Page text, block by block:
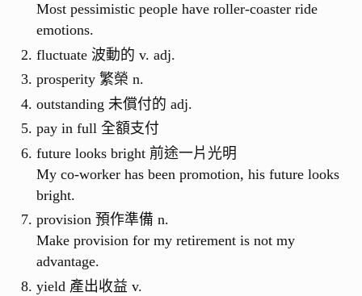
Most pessimistic people have roller-coaster ride
emotions.
fluctuate 波動的 v. adj.
prosperity 繁榮 n.
outstanding 未償付的 adj.
pay in full 全額支付
future looks bright 前途一片光明
My co-worker has been promotion, his future looks
bright.
provision 預作準備 n.
Make provision for my retirement is not my
advantage.
yield 產出收益 v.